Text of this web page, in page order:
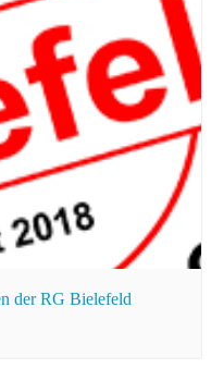
der RG Bielefeld